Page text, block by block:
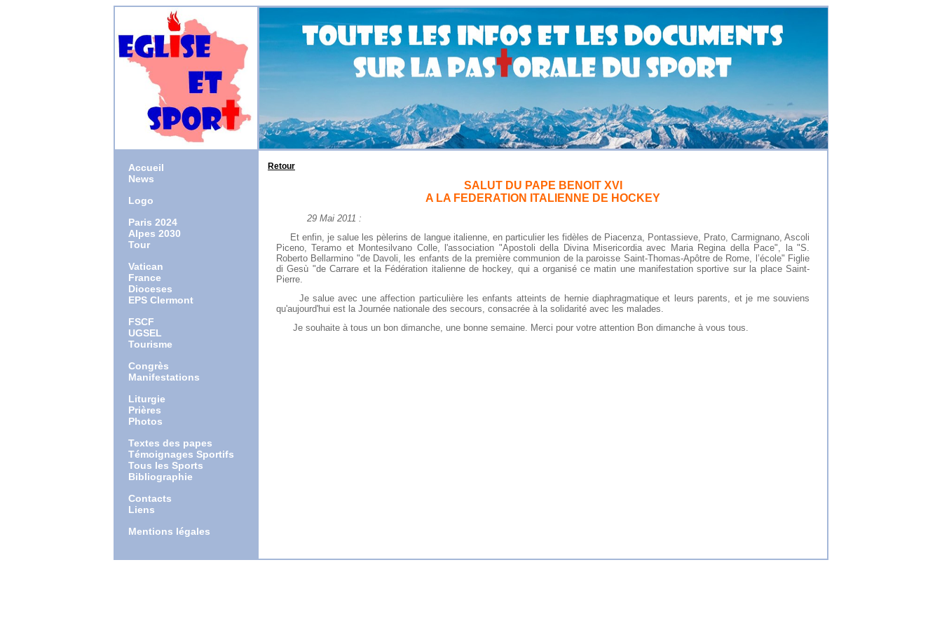
Accueil
News
Logo
Paris 2024
Alpes 2030
Tour
Vatican
France
Dioceses
EPS Clermont
FSCF
UGSEL
Tourisme
Congrès
Manifestations
Liturgie
Prières
Photos
Textes des papes
Témoignages Sportifs
Tous les Sports
Bibliographie
Contacts
Liens
Mentions légales
Retour
SALUT DU PAPE BENOIT XVI
A LA FEDERATION ITALIENNE DE HOCKEY
29 Mai 2011 :
Et enfin, je salue les pèlerins de langue italienne, en particulier les fidèles de Piacenza, Pontassieve, Prato, Carmignano, Ascoli
Piceno, Teramo et Montesilvano Colle, l'association "Apostoli della Divina Misericordia avec Maria Regina della Pace", la "S.
Roberto Bellarmino "de Davoli, les enfants de la première communion de la paroisse Saint-Thomas-Apôtre de Rome, l’école" Figlie
di Gesù "de Carrare et la Fédération italienne de hockey, qui a organisé ce matin une manifestation sportive sur la place Saint-
Pierre.
Je salue avec une affection particulière les enfants atteints de hernie diaphragmatique et leurs parents, et je me souviens
qu'aujourd'hui est la Journée nationale des secours, consacrée à la solidarité avec les malades.
Je souhaite à tous un bon dimanche, une bonne semaine. Merci pour votre attention Bon dimanche à vous tous.